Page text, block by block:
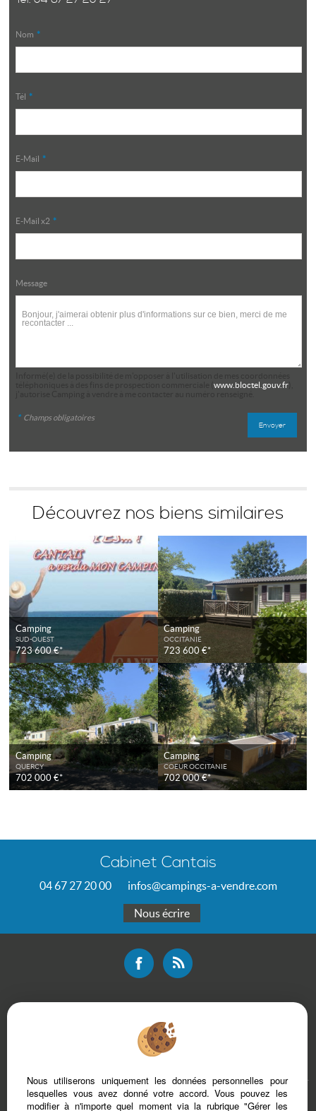
Nom *
Tél *
E-Mail *
E-Mail x2 *
Message
www.bloctel.gouv.fr),
* Champs obligatoires
Découvrez nos biens similaires
Camping
SUD-OUEST
723 600 €*
Camping
OCCITANIE
723 600 €*
Camping
QUERCY
702 000 €*
Camping
COEUR OCCITANIE
702 000 €*
Cabinet Cantais
04 67 27 20 00 infos@campings-a-vendre.com
Nous écrire
Bareme d'honoraires
Nous utiliserons uniquement les données personnelles pour
lesquelles vous avez donné votre accord. Vous pouvez les
modifier à n'importe quel moment via la rubrique "Gérer les